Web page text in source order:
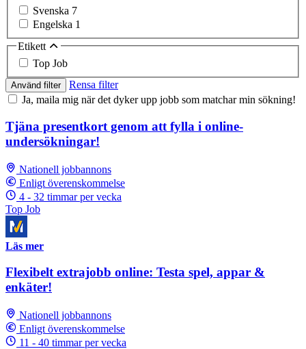
Svenska 7
Engelska 1
Etikett
Top Job
Använd filter
Rensa filter
Ja, maila mig när det dyker upp jobb som matchar min sökning!
Tjäna presentkort genom att fylla i online-
undersökningar!
Nationell jobbannons
Enligt överenskommelse
4 - 32 timmar per vecka
Top Job
Läs mer
Flexibelt extrajobb online: Testa spel, appar &
enkäter!
Nationell jobbannons
Enligt överenskommelse
11 - 40 timmar per vecka